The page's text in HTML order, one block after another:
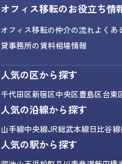
オフィス移転のお役立ち情
オフィス移転の仲介の流れよくあ
貸事務所の賃料相場情報
人気の区から探す
千代田区新宿区中央区豊島区台東
人気の沿線から探す
山手線中央線JR総武本線日比谷線
人気の駅から探す